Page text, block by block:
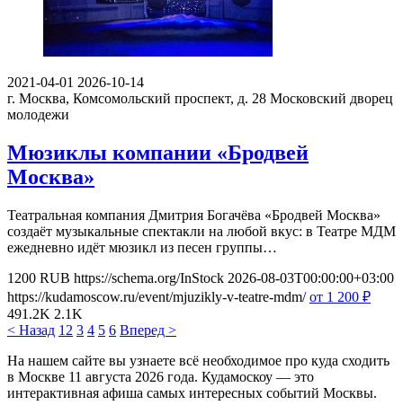
2021-04-01 2026-10-14
г. Москва, Комсомольский проспект, д. 28 Московский дворец
молодежи
Мюзиклы компании «Бродвей
Москва»
Театральная компания Дмитрия Богачёва «Бродвей Москва»
создаёт музыкальные спектакли на любой вкус: в Театре МДМ
ежедневно идёт мюзикл из песен группы…
1200 RUB https://schema.org/InStock 2026-08-03T00:00:00+03:00
https://kudamoscow.ru/event/mjuzikly-v-teatre-mdm/ от 1 200 ₽
491.2K 2.1K
< Назад 1 2 3 4 5 6 Вперед >
На нашем сайте вы узнаете всё необходимое про куда сходить
в Москве 11 августа 2026 года. Кудамоскоу — это
интерактивная афиша самых интересных событий Москвы.